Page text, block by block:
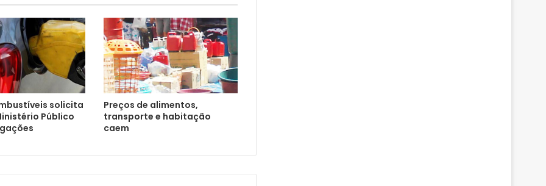
solicita
Público
Preços de alimentos,
transporte e habitação
caem